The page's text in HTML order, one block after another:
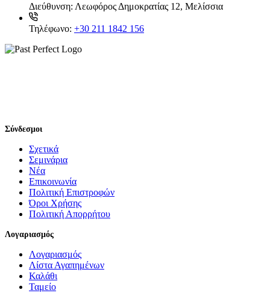
Διεύθυνση: Λεωφόρος Δημοκρατίας 12, Μελίσσια
Τηλέφωνο: +30 211 1842 156
Σύνδεσμοι
Σχετικά
Σεμινάρια
Νέα
Επικοινωνία
Πολιτική Επιστροφών
Όροι Χρήσης
Πολιτική Απορρήτου
Λογαριασμός
Λογαριασμός
Λίστα Αγαπημένων
Καλάθι
Ταμείο